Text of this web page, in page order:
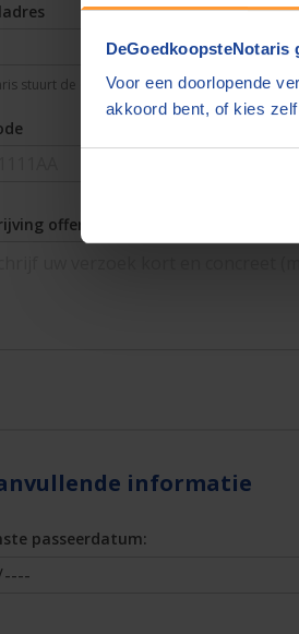
DeGoedkoopsteNotaris
Voor een doorlopende
akkoord bent, of kies
stuurt de offerte aan dit e-mailadres
offerteopdracht
informatie
passeerdatum: